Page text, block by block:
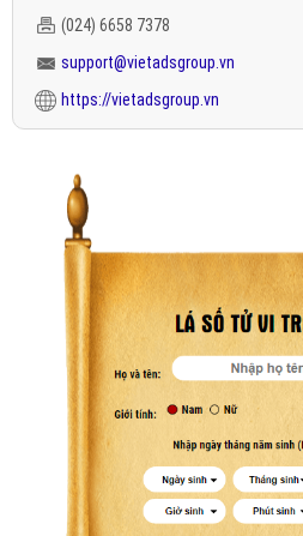
(024) 6658 7378
support@vietadsgroup.vn
https://vietadsgroup.vn